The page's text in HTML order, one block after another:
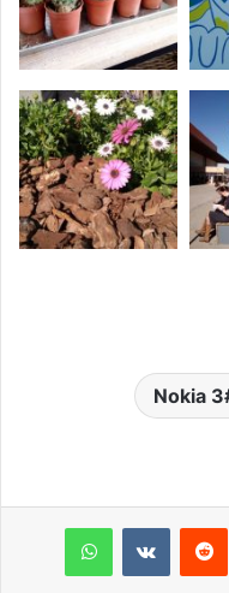
Nokia 3
بينتيريست